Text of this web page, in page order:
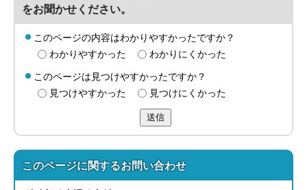
をお聞かせください。
このページの内容はわかりやすかったですか？
わかりやすかった
わかりにくかった
このページは見つけやすかったですか？
見つけやすかった
見つけにくかった
送信
このページに関するお問い合わせ